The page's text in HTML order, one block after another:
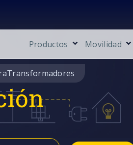
Productos Movilidad
Transformadores